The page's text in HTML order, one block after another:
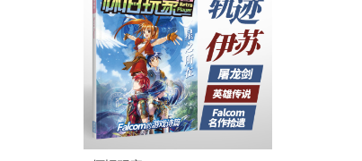
页。新增内容包括NS2版详解、ZEL
DA NOTES指南，以及新增的125个
塞尔达声之记忆的收集地图及其内
容！